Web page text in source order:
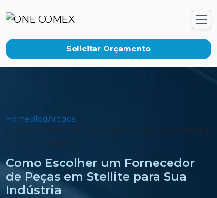
Solicitar Orçamento
Home BlogArtigos
Como Escolher um Fornecedor de Peças em Stellite
para Sua Indústria
Como Escolher um Fornecedor
de Peças em Stellite para Sua
Indústria